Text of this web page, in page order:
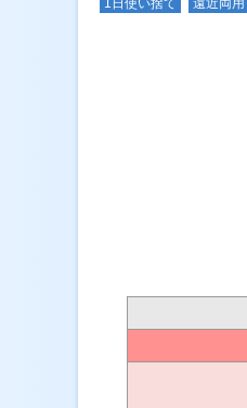
1日使い捨て 遠近両用